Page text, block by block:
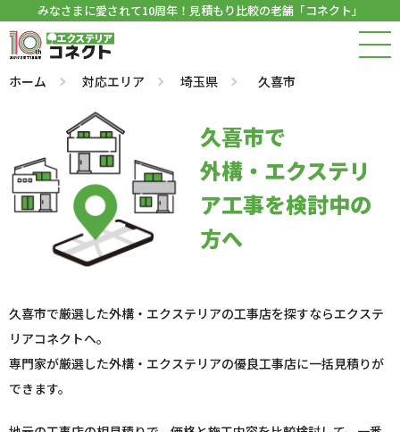
みなさまに愛されて10周年！見積もり比較の老舗「コネクト」
ホーム 対応エリア 埼玉県 久喜市
久喜市で
外構・エクステリ
ア工事を検討中の
方へ
久喜市で厳選した外構・エクステリアの工事店を探すならエクステ
リアコネクトへ。
専門家が厳選した外構・エクステリアの優良工事店に一括見積りが
できます。